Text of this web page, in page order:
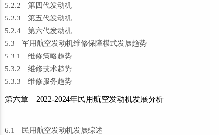
5.2.2 第四代发动机
5.2.3 第五代发动机
5.2.4 第六代发动机
5.3 军用航空发动机维修保障模式发展趋势
5.3.1 维修策略趋势
5.3.2 维修技术趋势
5.3.3 维修服务趋势
第六章 2022-2024年民用航空发动机发展分析
6.1 民用航空发动机发展综述